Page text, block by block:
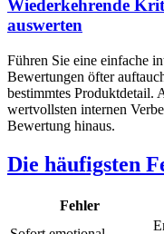
Wiederkehrende
auswerten
Führen Sie eine einfache
Bewertungen öfter
bestimmtes Produktdetail.
wertvollsten internen
Bewertung hinaus.
Die häufigsten
Fehler